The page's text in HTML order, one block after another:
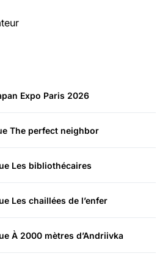
Expo Paris 2026
The perfect neighbor
Les bibliothécaires
Les chaillées de l’enfer
À 2000 mètres d’Andriivka